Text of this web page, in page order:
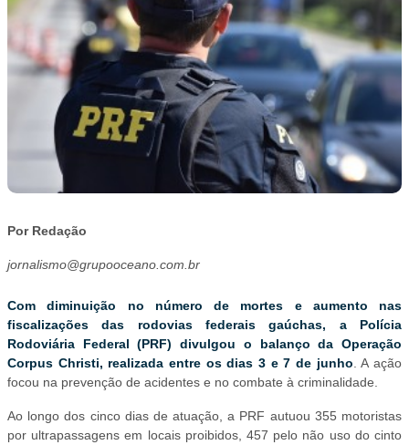
Por Redação
jornalismo@grupooceano.com.br
Com diminuição no número de mortes e aumento nas
fiscalizações das rodovias federais gaúchas, a Polícia
Rodoviária Federal (PRF) divulgou o balanço da Operação
Corpus Christi, realizada entre os dias 3 e 7 de junho . A ação
focou na prevenção de acidentes e no combate à criminalidade.
Ao longo dos cinco dias de atuação, a PRF autuou 355 motoristas
por ultrapassagens em locais proibidos, 457 pelo não uso do cinto